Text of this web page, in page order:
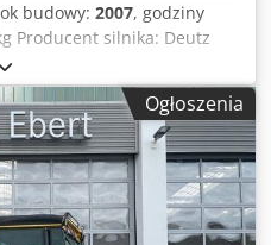
budowy: 2007, godziny
Producent silnika: Deutz
Maszyny na
Przeglądaj naszą stronę
wybór maszyn gotowych
niż to, co jest widoczne
telefonicznego lub
nasze maszyny są w
pod kątem
Skontaktuj się z nami,
Ogłoszenia